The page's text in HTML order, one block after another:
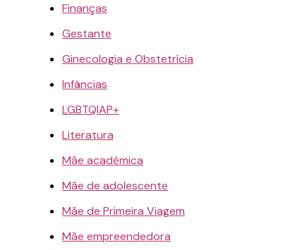
Finanças
Gestante
Ginecologia e Obstetrícia
Infâncias
LGBTQIAP+
Literatura
Mãe acadêmica
Mãe de adolescente
Mãe de Primeira Viagem
Mãe empreendedora